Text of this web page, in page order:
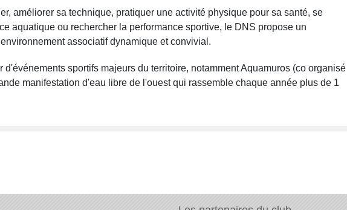
améliorer sa technique, pratiquer une activité physique pour sa santé, se
aquatique ou rechercher la performance sportive, le DNS propose un
associatif dynamique et convivial.
d'événements sportifs majeurs du territoire, notamment Aquamuros (co organisé
manifestation d'eau libre de l'ouest qui rassemble chaque année plus de 1